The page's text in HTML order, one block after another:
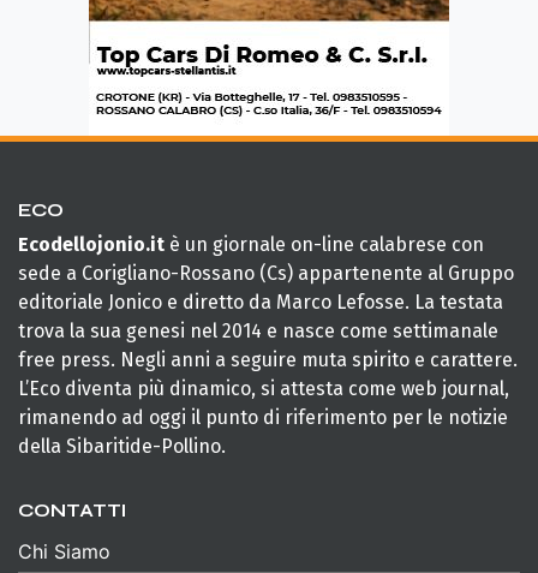
ECO
Ecodellojonio.it è un giornale on-line calabrese con
sede a Corigliano-Rossano (Cs) appartenente al Gruppo
editoriale Jonico e diretto da Marco Lefosse. La testata
trova la sua genesi nel 2014 e nasce come settimanale
free press. Negli anni a seguire muta spirito e carattere.
L’Eco diventa più dinamico, si attesta come web journal,
rimanendo ad oggi il punto di riferimento per le notizie
della Sibaritide-Pollino.
CONTATTI
Chi Siamo